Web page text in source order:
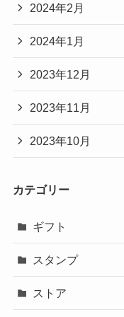
2024年2月
2024年1月
2023年12月
2023年11月
2023年10月
カテゴリー
ギフト
スタンプ
ストア